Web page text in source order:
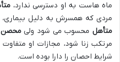
ماه هاست به او دسترسی ندارد،
مردی که همسرش به دلیل
متأهلمحسوب می شود ولی
مرتکب زنا شود، مجازات او
شرایط احصان را دارا بوده است.